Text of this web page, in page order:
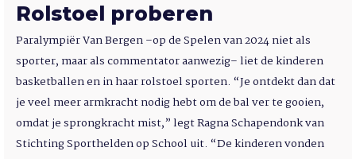
Rolstoel proberen
Paralympiër Van Bergen –op de Spelen van 2024 niet als
sporter, maar als commentator aanwezig– liet de kinderen
basketballen en in haar rolstoel sporten. “Je ontdekt dan dat
je veel meer armkracht nodig hebt om de bal ver te gooien,
omdat je sprongkracht mist,” legt Ragna Schapendonk van
Stichting Sporthelden op School uit. “De kinderen vonden